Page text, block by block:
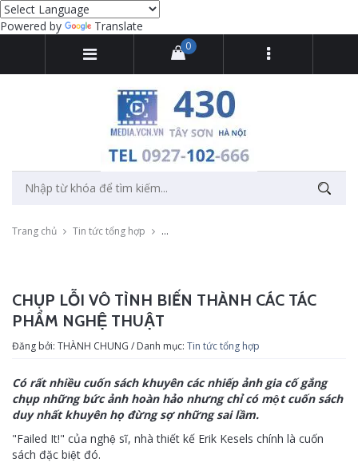
Powered by Translate
0
Trang chủ Tin tức tổng hợp Chụp lỗi vô tình biến thành các tác phẩm
CHỤP LỖI VÔ TÌNH BIẾN THÀNH CÁC TÁC
PHẨM NGHỆ THUẬT
Đăng bởi: THÀNH CHUNG / Danh mục: Tin tức tổng hợp
Có rất nhiều cuốn sách khuyên các nhiếp ảnh gia cố gắng
chụp những bức ảnh hoàn hảo nhưng chỉ có một cuốn sách
duy nhất khuyên họ đừng sợ những sai lầm.
"Failed It!" của nghệ sĩ, nhà thiết kế Erik Kesels chính là cuốn
sách đặc biệt đó.